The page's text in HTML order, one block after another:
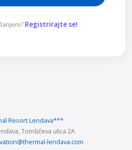
Registrirajte se!
Resort Lendava***
Tomšičeva ulica 2A
lendava.com